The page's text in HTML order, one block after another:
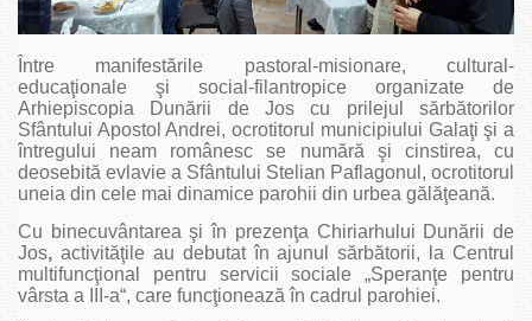
Între manifestările pastoral-misionare, cultural-
educaţionale şi social-filantropice organizate de
Arhiepiscopia Dunării de Jos cu prilejul sărbătorilor
Sfântului Apostol Andrei, ocrotitorul municipiului Galaţi şi a
întregului neam românesc se numără şi cinstirea, cu
deosebită evlavie a Sfântului Stelian Paflagonul, ocrotitorul
uneia din cele mai dinamice parohii din urbea gălăţeană.
Cu binecuvântarea şi în prezenţa Chiriarhului Dunării de
Jos, activităţile au debutat în ajunul sărbătorii, la Centrul
multifuncţional pentru servicii sociale „Speranţe pentru
vârsta a III-a“, care funcţionează în cadrul parohiei.